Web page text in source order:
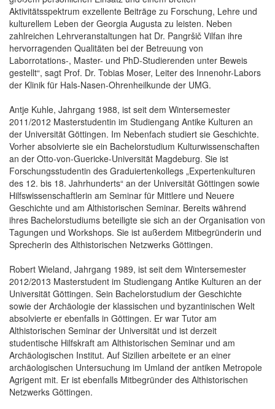
Aktivitätsspektrum exzellente Beiträge zu Forschung, Lehre und
kulturellem Leben der Georgia Augusta zu leisten. Neben
zahlreichen Lehrveranstaltungen hat Dr. Pangršič Vilfan ihre
hervorragenden Qualitäten bei der Betreuung von
Laborrotations-, Master- und PhD-Studierenden unter Beweis
gestellt“, sagt Prof. Dr. Tobias Moser, Leiter des Innenohr-Labors
der Klinik für Hals-Nasen-Ohrenheilkunde der UMG.
Antje Kuhle, Jahrgang 1988, ist seit dem Wintersemester
2011/2012 Masterstudentin im Studiengang Antike Kulturen an
der Universität Göttingen. Im Nebenfach studiert sie Geschichte.
Vorher absolvierte sie ein Bachelorstudium Kulturwissenschaften
an der Otto-von-Guericke-Universität Magdeburg. Sie ist
Forschungsstudentin des Graduiertenkollegs „Expertenkulturen
des 12. bis 18. Jahrhunderts“ an der Universität Göttingen sowie
Hilfswissenschaftlerin am Seminar für Mittlere und Neuere
Geschichte und am Althistorischen Seminar. Bereits während
ihres Bachelorstudiums beteiligte sie sich an der Organisation von
Tagungen und Workshops. Sie ist außerdem Mitbegründerin und
Sprecherin des Althistorischen Netzwerks Göttingen.
Robert Wieland, Jahrgang 1989, ist seit dem Wintersemester
2012/2013 Masterstudent im Studiengang Antike Kulturen an der
Universität Göttingen. Sein Bachelorstudium der Geschichte
sowie der Archäologie der klassischen und byzantinischen Welt
absolvierte er ebenfalls in Göttingen. Er war Tutor am
Althistorischen Seminar der Universität und ist derzeit
studentische Hilfskraft am Althistorischen Seminar und am
Archäologischen Institut. Auf Sizilien arbeitete er an einer
archäologischen Untersuchung im Umland der antiken Metropole
Agrigent mit. Er ist ebenfalls Mitbegründer des Althistorischen
Netzwerks Göttingen.